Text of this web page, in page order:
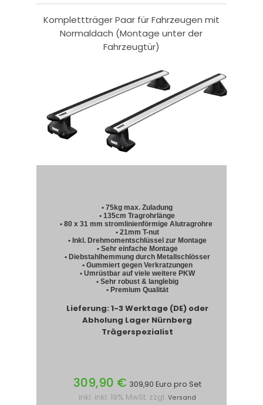
Komplettträger Paar für Fahrzeugen mit
Normaldach (Montage unter der
Fahrzeugtür)
• 75kg max. Zuladung
• 135cm Tragrohrlänge
• 80 x 31 mm stromlinienförmige Alutragrohre
• 21mm T-nut
• Inkl. Drehmomentschlüssel zur Montage
• Sehr einfache Montage
• Diebstahlhemmung durch Metallschlösser
• Gummiert gegen Verkratzungen
• Umrüstbar auf viele weitere PKW
• Sehr robust & langlebig
• Premium Qualität
Lieferung: 1-3 Werktage (DE) oder
Abholung Lager Nürnberg
Trägerspezialist
309,90 € 309,90 Euro pro Set
inkl. inkl. 19% MwSt. zzgl. Versand